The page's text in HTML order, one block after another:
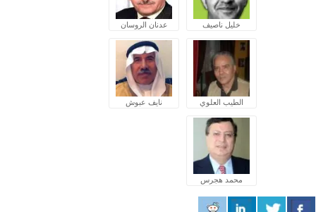
خليل ناصيف عدنان الروسان
الطيب العلوي نايف عبوش
محمد هجرس